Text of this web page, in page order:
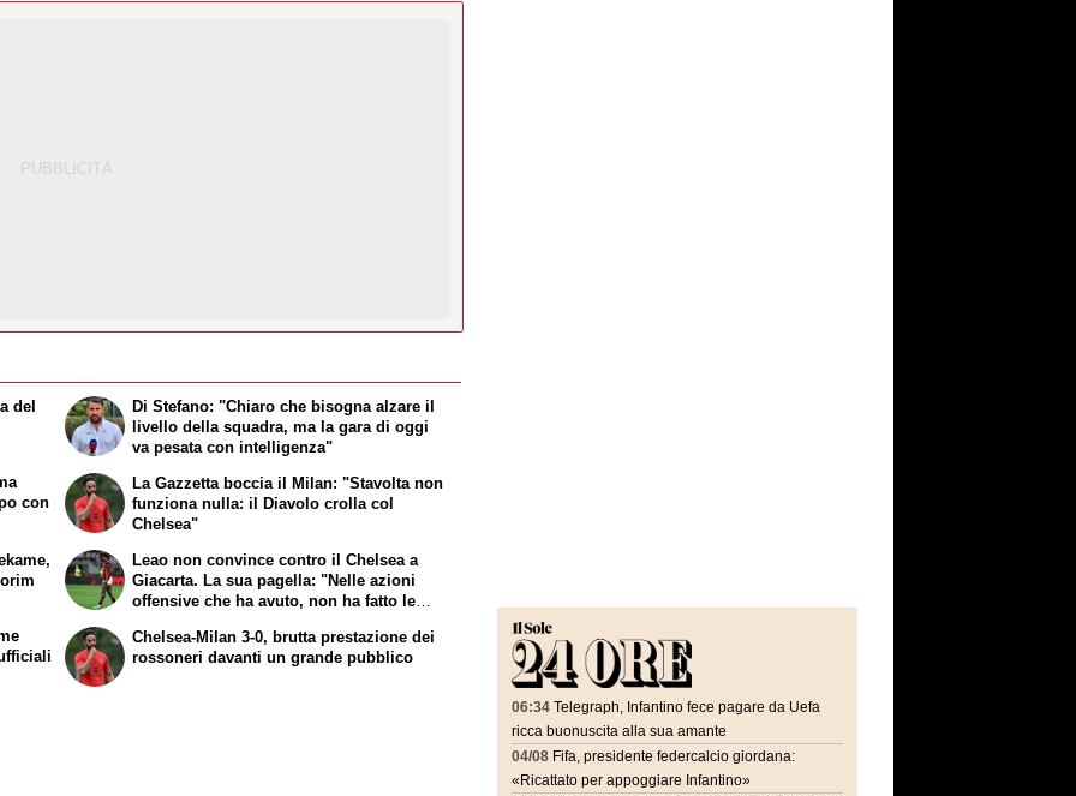
del
con
Di Stefano: "Chiaro che bisogna alzare il
livello della squadra, ma la gara di oggi
va pesata con intelligenza"
La Gazzetta boccia il Milan: "Stavolta non
funziona nulla: il Diavolo crolla col
Chelsea"
Leao non convince contro il Chelsea a
Giacarta. La sua pagella: "Nelle azioni
offensive che ha avuto, non ha fatto le
Chelsea-Milan 3-0, brutta prestazione dei
rossoneri davanti un grande pubblico
06:34 Telegraph, Infantino fece pagare da Uefa
ricca buonuscita alla sua amante
04/08 Fifa, presidente federcalcio giordana:
«Ricattato per appoggiare Infantino»